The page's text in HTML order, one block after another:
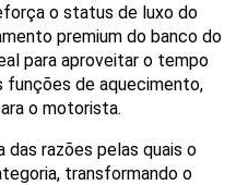
o status de luxo do
premium do banco do
para aproveitar o tempo
funções de aquecimento,
o motorista.
razões pelas quais o
transformando o